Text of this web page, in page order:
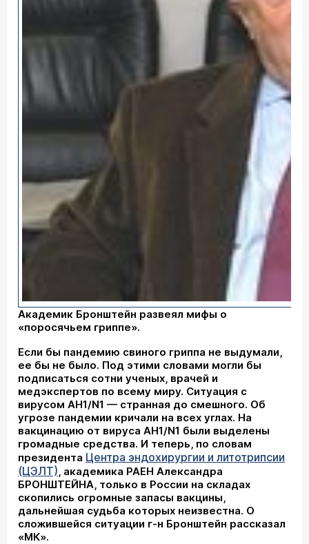
Академик Бронштейн развеял мифы о
«поросячьем гриппе».
Если бы пандемию свиного гриппа не выдумали,
ее бы не было. Под этими словами могли бы
подписаться сотни ученых, врачей и
медэкспертов по всему миру. Ситуация с
вирусом AH1/N1 — странная до смешного. Об
угрозе пандемии кричали на всех углах. На
вакцинацию от вируса AH1/N1 были выделены
громадные средства. И теперь, по словам
президента Центра эндохирургии и литотрипсии
(ЦЭЛТ), академика РАЕН Александра
БРОНШТЕЙНА, только в России на складах
скопились огромные запасы вакцины,
дальнейшая судьба которых неизвестна. О
сложившейся ситуации г-н Бронштейн рассказал
«МК».